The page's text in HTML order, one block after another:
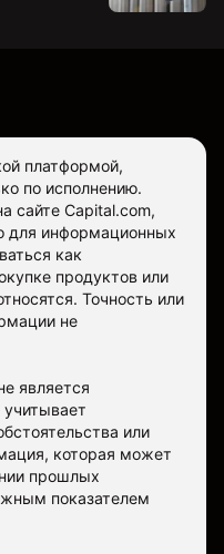
платформой,
по исполнению.
сайте Capital.com,
для информационных
как
продуктов или
Точность или
не
является
или
которая может
прошлых
показателем